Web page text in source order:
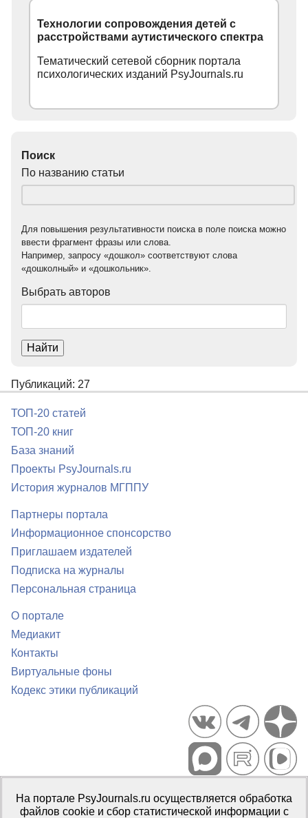
Технологии сопровождения детей с
расстройствами аутистического спектра
Тематический сетевой сборник портала
психологических изданий PsyJournals.ru
Поиск
По названию статьи
Для повышения результативности поиска в поле поиска можно
ввести фрагмент фразы или слова.
Например, запросу «дошкол» соответствуют слова
«дошколный» и «дошкольник».
Выбрать авторов
Найти
Публикаций: 27
ТОП-20 статей
ТОП-20 книг
База знаний
Проекты PsyJournals.ru
История журналов МГППУ
Партнеры портала
Информационное спонсорство
Приглашаем издателей
Подписка на журналы
Персональная страница
О портале
Медиакит
Контакты
Виртуальные фоны
Кодекс этики публикаций
Портал психологических изданий PsyJournals.ru, 2007–2026
Правила использования материалов
На портале PsyJournals.ru осуществляется обработка
файлов cookie и сбор статистической информации с